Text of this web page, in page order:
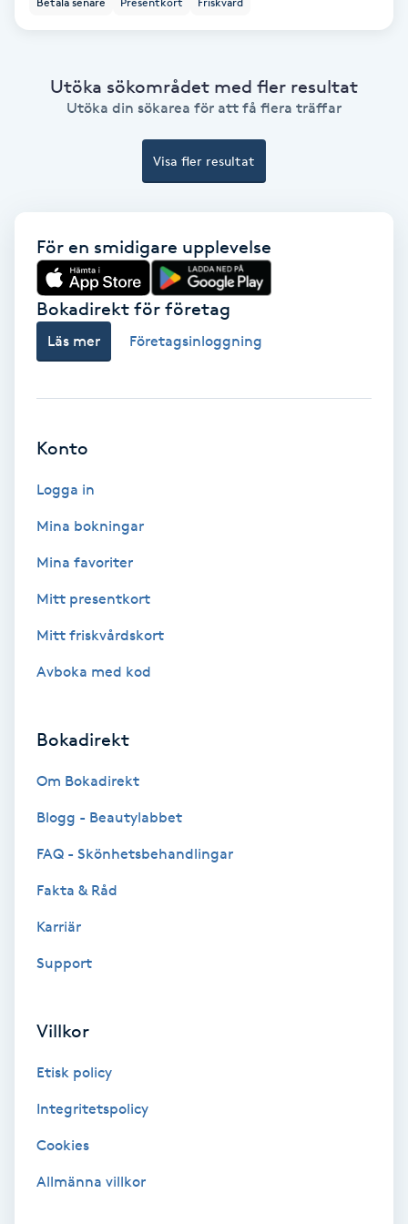
Babylights
Barber
Barnklippning
Blowout
Bottenfärg
Brynformning
Brynplockning
Coachning
Color correction
Extensions
Utöka sökområdet med fler resultat
Utöka din sökarea för att få flera träffar
Visa fler resultat
För en smidigare upplevelse
Bokadirekt för företag
Läs mer Företagsinloggning
Konto
Logga in
Mina bokningar
Mina favoriter
Mitt presentkort
Mitt friskvårdskort
Avboka med kod
Bokadirekt
Om Bokadirekt
Blogg - Beautylabbet
FAQ - Skönhetsbehandlingar
Fakta & Råd
Karriär
Support
Villkor
Etisk policy
Integritetspolicy
Cookies
Allmänna villkor